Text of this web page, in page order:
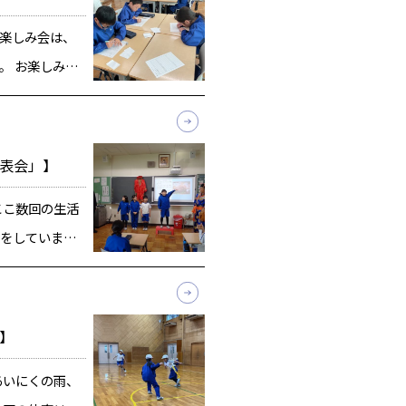
み会は、
お楽しみ会
活動で相談
会」】
数回の生活
していまし
す。 発表会
にくの雨、